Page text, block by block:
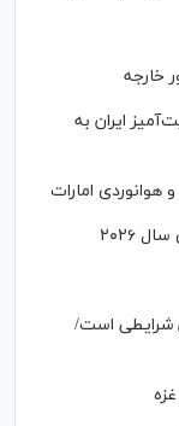
خارجه
ایران به
امارات
شرایطی است/